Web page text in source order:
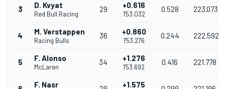
3 D. Kvyat
Red Bull Racing
29 +0.616
1'53.032
0.528 223.073
4 M. Verstappen
Racing Bulls
36 +0.860
1'53.276
0.244 222.592
5 F. Alonso
McLaren
34 +1.276
1'53.692
0.416 221.778
F. Nasr +1.575